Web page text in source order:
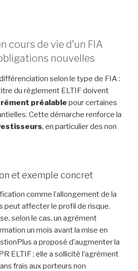
cours de vie d’un FIA
nouvelles
selon le type de FIA :
du règlement ELTIF doivent
préalable pour certaines
Cette démarche renforce la
, en particulier des non
et exemple concret
comme l’allongement de la
peut affecter le profil de risque.
selon le cas, un agrément
un mois avant la mise en
a proposé d’augmenter la
ELTIF ; elle a sollicité l’agrément
frais aux porteurs non